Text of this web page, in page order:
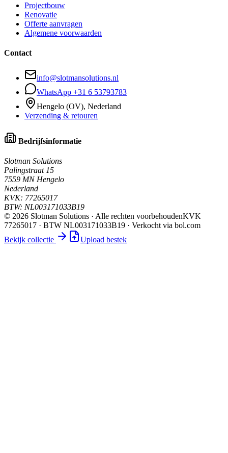
Projectbouw
Renovatie
Offerte aanvragen
Algemene voorwaarden
Contact
info@slotmansolutions.nl
WhatsApp +31 6 53793783
Hengelo (OV), Nederland
Verzending & retouren
Bedrijfsinformatie
Slotman Solutions
Palingstraat 15
7559 MN Hengelo
Nederland
KVK: 77265017
BTW: NL003171033B19
© 2026 Slotman Solutions · Alle rechten voorbehoudenKVK
77265017 · BTW NL003171033B19 · Verkocht via bol.com
Bekijk collectie
Upload bestek